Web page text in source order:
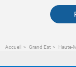
Accueil Grand Est Haute-